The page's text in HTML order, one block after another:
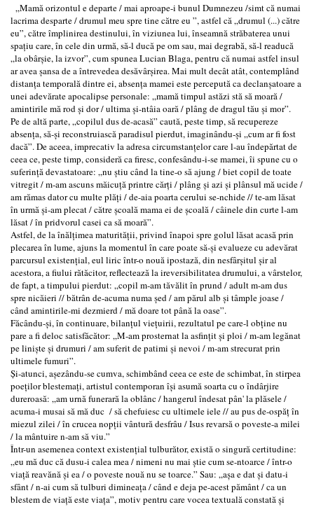
„Mamă orizontul e departe / mai aproape-i bunul Dumnezeu /simt că numai
lacrima desparte / drumul meu spre tine către eu ”, astfel că „drumul (...) către
eu”, către împlinirea destinului, în viziunea lui, înseamnă străbaterea unui
spațiu care, în cele din urmă, să-l ducă pe om sau, mai degrabă, să-l readucă
„la obârșie, la izvor”, cum spunea Lucian Blaga, pentru că numai astfel insul
ar avea șansa de a întrevedea desăvârșirea. Mai mult decât atât, contemplând
distanța temporală dintre ei, absența mamei este percepută ca declanșatoare a
unei adevărate apocalipse personale: „mamă timpul astăzi stă să moară /
amintirile mă rod și dor / ultima și-ntâia oară / plâng de dragul tău și mor”.
Pe de altă parte, „copilul dus de-acasă” caută, peste timp, să recupereze
absența, să-și reconstruiască paradisul pierdut, imaginându-și „cum ar fi fost
dacă”. De aceea, imprecativ la adresa circumstanțelor care l-au îndepărtat de
ceea ce, peste timp, consideră ca firesc, confesându-i-se mamei, îi spune cu o
suferință devastatoare: „nu știu când la tine-o să ajung / biet copil de toate
vitregit / m-am ascuns măicuță printre cărți / plâng și azi și plânsul mă ucide /
am rămas dator cu multe plăți / de-aia poarta cerului se-nchide // te-am lăsat
în urmă și-am plecat / către școală mama ei de școală / câinele din curte l-am
lăsat / în pridvorul casei ca să moară”.
Astfel, de la înălțimea maturității, privind înapoi spre golul lăsat acasă prin
plecarea în lume, ajuns la momentul în care poate să-și evalueze cu adevărat
parcursul existențial, eul liric într-o nouă ipostază, din nesfârșitul șir al
acestora, a fiului rătăcitor, reflectează la ireversibilitatea drumului, a vârstelor,
de fapt, a timpului pierdut: „copil m-am tăvălit în prund / adult m-am dus
spre nicăieri // bătrân de-acuma numa șed / am părul alb și tâmple joase /
când amintirile-mi dezmierd / mă doare tot până la oase”.
Făcându-și, în continuare, bilanțul viețuirii, rezultatul pe care-l obține nu
pare a fi deloc satisfăcător: „M-am prosternat la asfințit și ploi / m-am legănat
pe liniște și drumuri / am suferit de patimi și nevoi / m-am strecurat prin
ultimele fumuri”.
Și-atunci, așezându-se cumva, schimbând ceea ce este de schimbat, în stirpea
poeților blestemați, artistul contemporan își asumă soarta cu o îndârjire
dureroasă: „am urnă funerară la oblânc / hangerul îndesat pân' la plăsele /
acuma-i musai să mă duc / să chefuiesc cu ultimele iele // au pus de-ospăț în
miezul zilei / în crucea nopții vântură desfrâu / Isus revarsă o poveste-a milei
/ la mântuire n-am să viu.”
Într-un asemenea context existențial tulburător, există o singură certitudine:
„eu mă duc că dusu-i calea mea / nimeni nu mai știe cum se-ntoarce / într-o
viață reavănă și ea / o poveste nouă nu se toarce.” Sau: „așa e dat și datu-i
sfânt / n-ai cum să tulburi dimineața / când e deja pe-acest pământ / ca un
blestem de viață este viața”, motiv pentru care vocea textuală constată și